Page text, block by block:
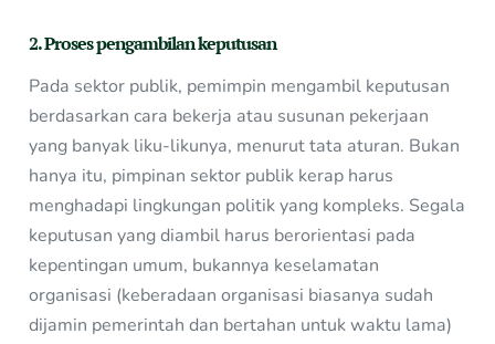
2. Proses pengambilan keputusan
Pada sektor publik, pemimpin mengambil keputusan
berdasarkan cara bekerja atau susunan pekerjaan
yang banyak liku-likunya, menurut tata aturan. Bukan
hanya itu, pimpinan sektor publik kerap harus
menghadapi lingkungan politik yang kompleks. Segala
keputusan yang diambil harus berorientasi pada
kepentingan umum, bukannya keselamatan
organisasi (keberadaan organisasi biasanya sudah
dijamin pemerintah dan bertahan untuk waktu lama)